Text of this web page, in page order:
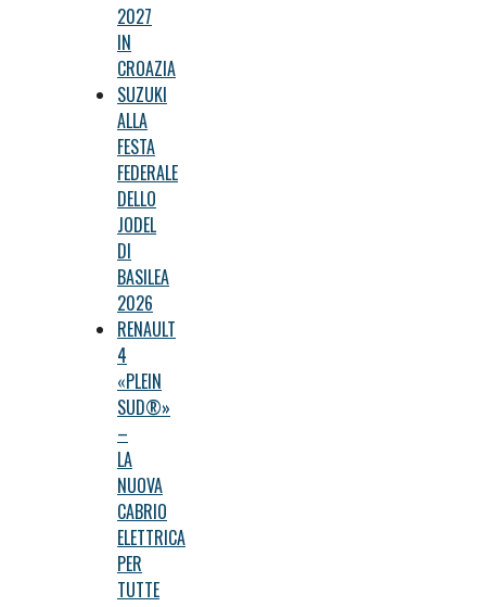
2027
IN
CROAZIA
SUZUKI
ALLA
FESTA
FEDERALE
DELLO
JODEL
DI
BASILEA
2026
RENAULT
4
«PLEIN
SUD®»
–
LA
NUOVA
CABRIO
ELETTRICA
PER
TUTTE